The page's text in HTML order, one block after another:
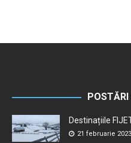
POSTĂRI
Destinațiile
21 februarie 2023